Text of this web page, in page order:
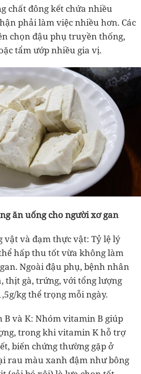
chất đông kết chứa nhiều
phải làm việc nhiều hơn. Các
chọn đậu phụ truyền thống,
tẩm ướp nhiều gia vị.
ăn uống cho người xơ gan
vật và đạm thực vật: Tỷ lệ lý
hấp thu tốt vừa không làm
Ngoài đậu phụ, bệnh nhân
thịt gà, trứng, với tổng lượng
kg thể trọng mỗi ngày.
B và K: Nhóm vitamin B giúp
trong khi vitamin K hỗ trợ
biến chứng thường gặp ở
rau màu xanh đậm nhưbông